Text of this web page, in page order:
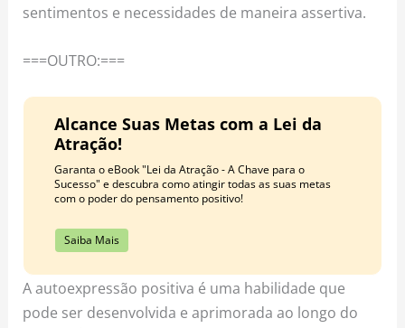
sentimentos e necessidades de maneira assertiva.
===OUTRO:===
Alcance Suas Metas com a Lei da
Atração!
Garanta o eBook "Lei da Atração - A Chave para o
Sucesso" e descubra como atingir todas as suas metas
com o poder do pensamento positivo!
Saiba Mais
A autoexpressão positiva é uma habilidade que
pode ser desenvolvida e aprimorada ao longo do